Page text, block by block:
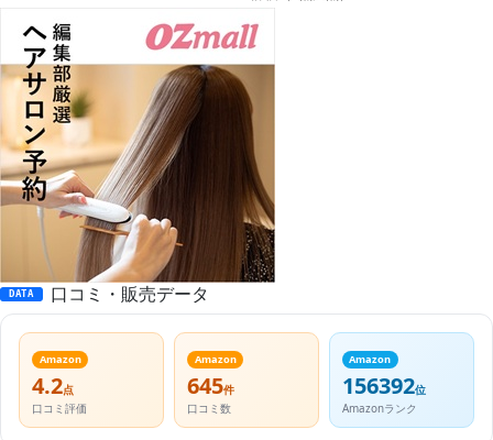
DATA 口コミ・販売データ
Amazon
4.2点
口コミ評価
Amazon
645件
口コミ数
Amazon
156392位
Amazonランク